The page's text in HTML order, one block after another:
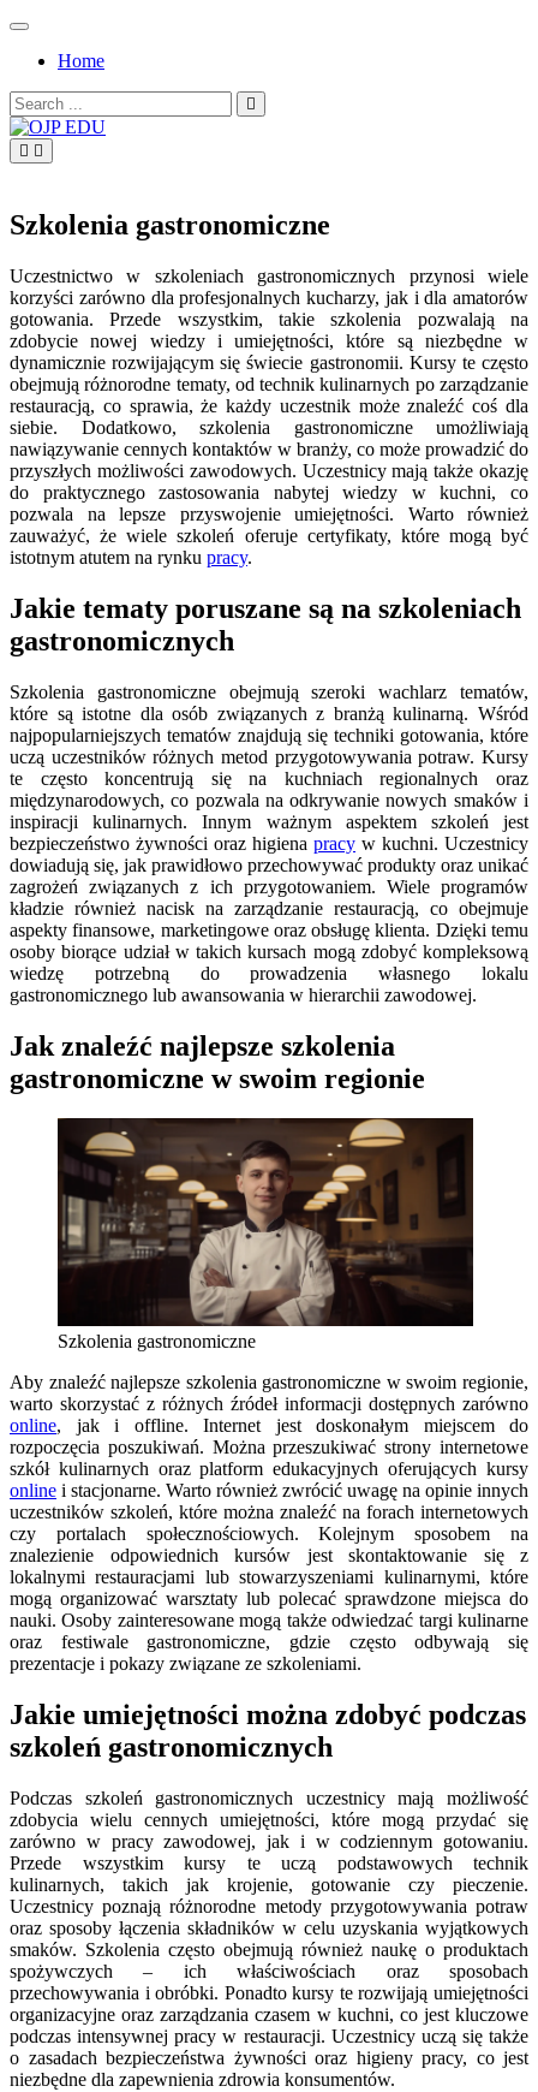
Skip
contentHome
Search
for:
Szkolenia gastronomiczne
Uczestnictwo w szkoleniach gastronomicznych przynosi wiele
korzyści zarówno dla profesjonalnych kucharzy, jak i dla amatorów
gotowania. Przede wszystkim, takie szkolenia pozwalają na
zdobycie nowej wiedzy i umiejętności, które są niezbędne w
dynamicznie rozwijającym się świecie gastronomii. Kursy te często
obejmują różnorodne tematy, od technik kulinarnych po zarządzanie
restauracją, co sprawia, że każdy uczestnik może znaleźć coś dla
siebie. Dodatkowo, szkolenia gastronomiczne umożliwiają
nawiązywanie cennych kontaktów w branży, co może prowadzić do
przyszłych możliwości zawodowych. Uczestnicy mają także okazję
do praktycznego zastosowania nabytej wiedzy w kuchni, co
pozwala na lepsze przyswojenie umiejętności. Warto również
zauważyć, że wiele szkoleń oferuje certyfikaty, które mogą być
istotnym atutem na rynku pracy.
Jakie tematy poruszane są na szkoleniach
gastronomicznych
Szkolenia gastronomiczne obejmują szeroki wachlarz tematów,
które są istotne dla osób związanych z branżą kulinarną. Wśród
najpopularniejszych tematów znajdują się techniki gotowania, które
uczą uczestników różnych metod przygotowywania potraw. Kursy
te często koncentrują się na kuchniach regionalnych oraz
międzynarodowych, co pozwala na odkrywanie nowych smaków i
inspiracji kulinarnych. Innym ważnym aspektem szkoleń jest
bezpieczeństwo żywności oraz higiena pracy w kuchni. Uczestnicy
dowiadują się, jak prawidłowo przechowywać produkty oraz unikać
zagrożeń związanych z ich przygotowaniem. Wiele programów
kładzie również nacisk na zarządzanie restauracją, co obejmuje
aspekty finansowe, marketingowe oraz obsługę klienta. Dzięki temu
osoby biorące udział w takich kursach mogą zdobyć kompleksową
wiedzę potrzebną do prowadzenia własnego lokalu
gastronomicznego lub awansowania w hierarchii zawodowej.
Jak znaleźć najlepsze szkolenia
gastronomiczne w swoim regionie
Szkolenia gastronomiczne
Aby znaleźć najlepsze szkolenia gastronomiczne w swoim regionie,
warto skorzystać z różnych źródeł informacji dostępnych zarówno
online, jak i offline. Internet jest doskonałym miejscem do
rozpoczęcia poszukiwań. Można przeszukiwać strony internetowe
szkół kulinarnych oraz platform edukacyjnych oferujących kursy
online i stacjonarne. Warto również zwrócić uwagę na opinie innych
uczestników szkoleń, które można znaleźć na forach internetowych
czy portalach społecznościowych. Kolejnym sposobem na
znalezienie odpowiednich kursów jest skontaktowanie się z
lokalnymi restauracjami lub stowarzyszeniami kulinarnymi, które
mogą organizować warsztaty lub polecać sprawdzone miejsca do
nauki. Osoby zainteresowane mogą także odwiedzać targi kulinarne
oraz festiwale gastronomiczne, gdzie często odbywają się
prezentacje i pokazy związane ze szkoleniami.
Jakie umiejętności można zdobyć podczas
szkoleń gastronomicznych
Podczas szkoleń gastronomicznych uczestnicy mają możliwość
zdobycia wielu cennych umiejętności, które mogą przydać się
zarówno w pracy zawodowej, jak i w codziennym gotowaniu.
Przede wszystkim kursy te uczą podstawowych technik
kulinarnych, takich jak krojenie, gotowanie czy pieczenie.
Uczestnicy poznają różnorodne metody przygotowywania potraw
oraz sposoby łączenia składników w celu uzyskania wyjątkowych
smaków. Szkolenia często obejmują również naukę o produktach
spożywczych – ich właściwościach oraz sposobach
przechowywania i obróbki. Ponadto kursy te rozwijają umiejętności
organizacyjne oraz zarządzania czasem w kuchni, co jest kluczowe
podczas intensywnej pracy w restauracji. Uczestnicy uczą się także
o zasadach bezpieczeństwa żywności oraz higieny pracy, co jest
niezbędne dla zapewnienia zdrowia konsumentów.